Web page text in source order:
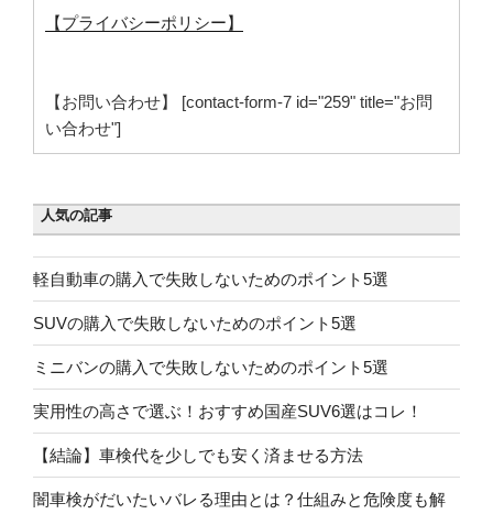
【プライバシーポリシー】
【お問い合わせ】 [contact-form-7 id="259" title="お問
い合わせ"]
人気の記事
軽自動車の購入で失敗しないためのポイント5選
SUVの購入で失敗しないためのポイント5選
ミニバンの購入で失敗しないためのポイント5選
実用性の高さで選ぶ！おすすめ国産SUV6選はコレ！
【結論】車検代を少しでも安く済ませる方法
闇車検がだいたいバレる理由とは？仕組みと危険度も解